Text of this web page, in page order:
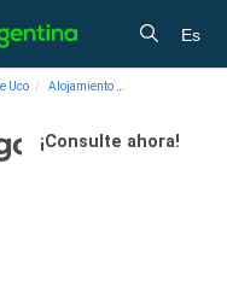
Es
Uco Alojamiento
¡Consulte ahora!